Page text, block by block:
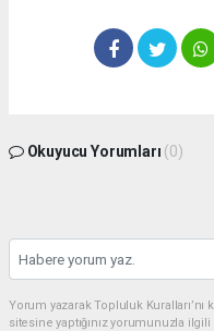
Okuyucu Yorumları (0)
Yorum yazarak Topluluk
sitesine yaptığınız yorumunuzla